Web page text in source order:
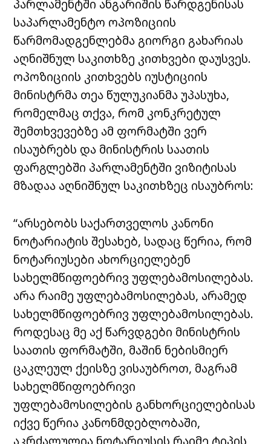
პარლამენტში ანგარიშის წარდგენისას
საპარლამენტო ოპოზიციის
წარმომადგენლებმა გიორგი გახარიას
აღნიშნულ საკითხზე კითხვები დაუსვეს.
ოპოზიციის კითხვებს იუსტიციის
მინისტრმა თეა წულუკიანმა უპასუხა,
რომელმაც თქვა, რომ კონკრეტულ
შემთხვევებზე ამ ფორმატში ვერ
ისაუბრებს და მინისტრის საათის
ფარგლებში პარლამენტში ვიზიტისას
მზადაა აღნიშნულ საკითხზეც ისაუბროს:
“არსებობს საქართველოს კანონი
ნოტარიატის შესახებ, სადაც წერია, რომ
ნოტარიუსები ახორციელებენ
სახელმწიფოებრივ უფლებამოსილებას.
არა რაიმე უფლებამოსილებას, არამედ
სახელმწიფოებრივ უფლებამოსილებას.
როდესაც მე აქ წარვდგები მინისტრის
საათის ფორმატში, მაშინ ნებისმიერ
ცაკლეულ ქეისზე ვისაუბროთ, მაგრამ
სახელმწიფოებრივი
უფლებამოსილების განხორციელებისას
იქვე წერია კანონმდებლობაში,